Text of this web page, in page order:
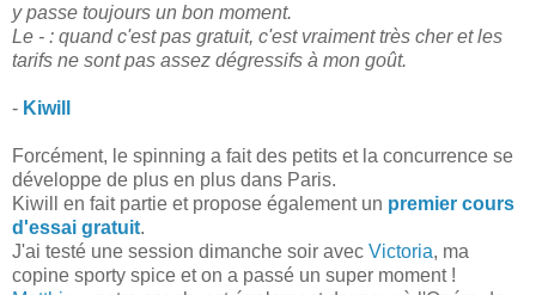
y passe toujours un bon moment.
Le - : quand c'est pas gratuit, c'est vraiment très cher et les
tarifs ne sont pas assez dégressifs à mon goût.
- Kiwill
Forcément, le spinning a fait des petits et la concurrence se
développe de plus en plus dans Paris.
Kiwill en fait partie et propose également un premier cours
d'essai gratuit.
J'ai testé une session dimanche soir avec Victoria, ma
copine sporty spice et on a passé un super moment !